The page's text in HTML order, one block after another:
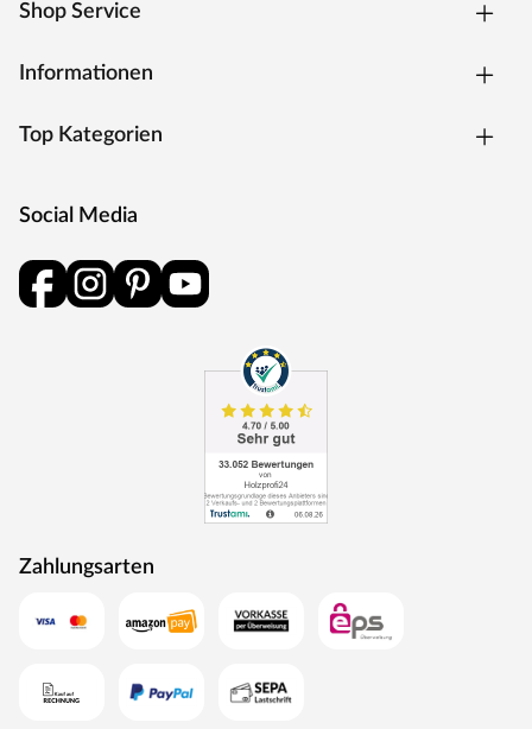
Shop Service
Informationen
Top Kategorien
Social Media
Zahlungsarten